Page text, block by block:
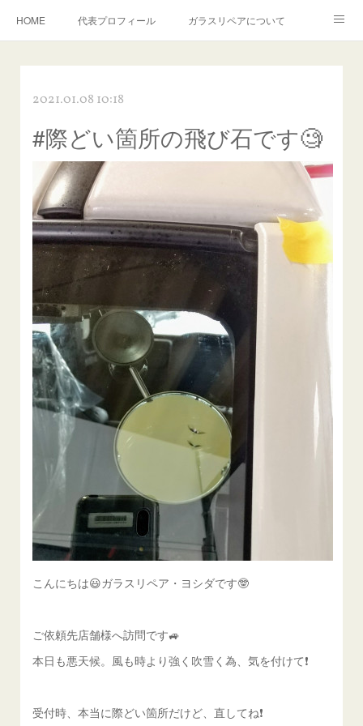
HOME 代表プロフィール ガラスリペアについて
飛び石施工料金について
当店へのアクセス 建築ガラスキズ取り・研磨・磨き
【プロ使用】フッ素系ガラストリートメント『アクアペル』
欧州車モールの白サビやシミを落とす！
instagram記事 ガラスリペア施工価格
飛び石ひび割れでヒビ先が伸びた場合は？
2021.01.08 10:18
#際どい箇所の飛び石です🧐
こんにちは😃ガラスリペア・ヨシダです🤓
ご依頼先店舗様へ訪問です🚙
本日も悪天候。風も時より強く吹雪く為、気を付けて❗️
受付時、本当に際どい箇所だけど、直してね❗️